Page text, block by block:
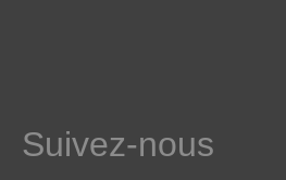
Suivez-nous